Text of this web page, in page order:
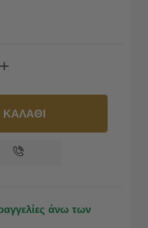
+
άνω των